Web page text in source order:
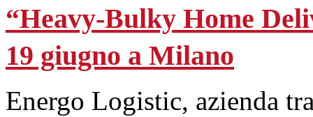
“Heavy-Bulky Home
19 giugno a Milano
Energo Logistic, azienda